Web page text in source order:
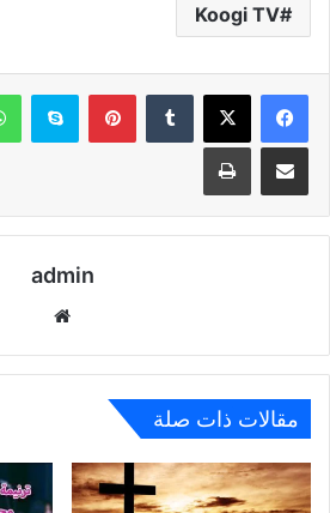
Koogi TV
بينتيريست
مشاركة عبر البريد طباعة
admin
مقالات ذات صلة